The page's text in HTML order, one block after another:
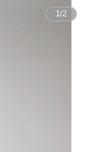
1/2